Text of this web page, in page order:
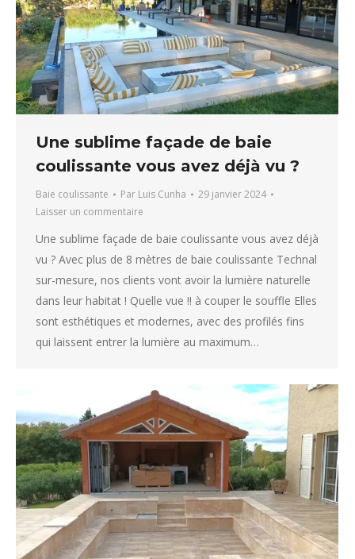
Une sublime façade de baie
coulissante vous avez déjà vu ?
Baie coulissante Par Luis Cunha
29 janvier 2024
Laisser un commentaire
Une sublime façade de baie coulissante vous avez déjà
vu ? Avec plus de 8 mètres de baie coulissante Technal
sur-mesure, nos clients vont avoir la lumière naturelle
dans leur habitat ! Quelle vue !! à couper le souffle Elles
sont esthétiques et modernes, avec des profilés fins
qui laissent entrer la lumière au maximum…